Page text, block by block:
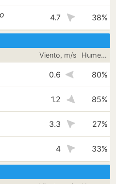
4.7 38%
Viento, m/s Humedad
0.6 80%
1.2 85%
3.3 27%
4 33%